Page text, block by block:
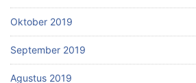
Oktober 2019
September 2019
Agustus 2019